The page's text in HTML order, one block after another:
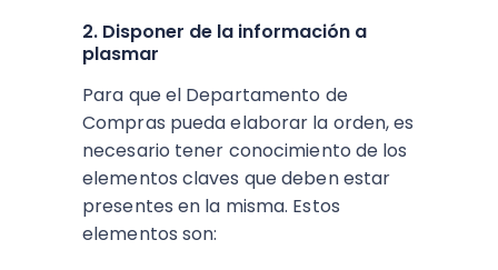
2. Disponer de la información a
plasmar
Para que el Departamento de
Compras pueda elaborar la orden, es
necesario tener conocimiento de los
elementos claves que deben estar
presentes en la misma. Estos
elementos son: